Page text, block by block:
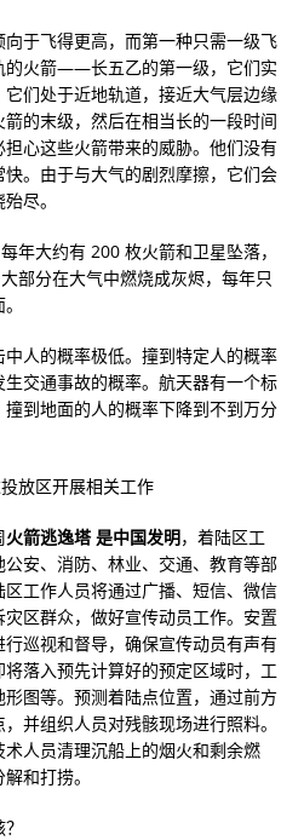
于飞得更高，而第一种只需一级飞
的火箭——长五乙的第一级，它们实
们处于近地轨道，接近大气层边缘
的末级，然后在相当长的一段时间
心这些火箭带来的威胁。他们没有
。由于与大气的剧烈摩擦，它们会
尽。
年大约有 200 枚火箭和卫星坠落，
部分在大气中燃烧成灰烬，每年只
人的概率极低。撞到特定人的概率
交通事故的概率。航天器有一个标
到地面的人的概率下降到不到万分
放区开展相关工作
火箭逃逸塔 是中国发明，着陆区工
安、消防、林业、交通、教育等部
工作人员将通过广播、短信、微信
区群众，做好宣传动员工作。安置
巡视和督导，确保宣传动员有声有
落入预先计算好的预定区域时，工
图等。预测着陆点位置，通过前方
并组织人员对残骸现场进行照料。
人员清理沉船上的烟火和剩余燃
和打捞。